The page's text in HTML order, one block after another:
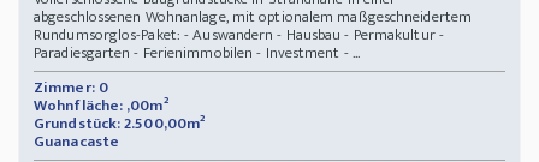
abgeschlossenen Wohnanlage, mit optionalem maßgeschneidertem
Rundumsorglos-Paket: - Auswandern - Hausbau - Permakultur -
Paradiesgarten - Ferienimmobilen - Investment - ...
Zimmer: 0
Wohnfläche: ,00m²
Grundstück: 2.500,00m²
Guanacaste